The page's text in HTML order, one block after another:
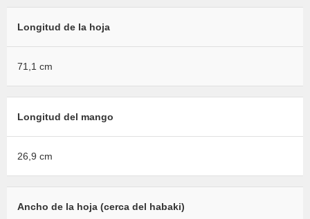
Longitud de la hoja
71,1 cm
Longitud del mango
26,9 cm
Ancho de la hoja (cerca del habaki)